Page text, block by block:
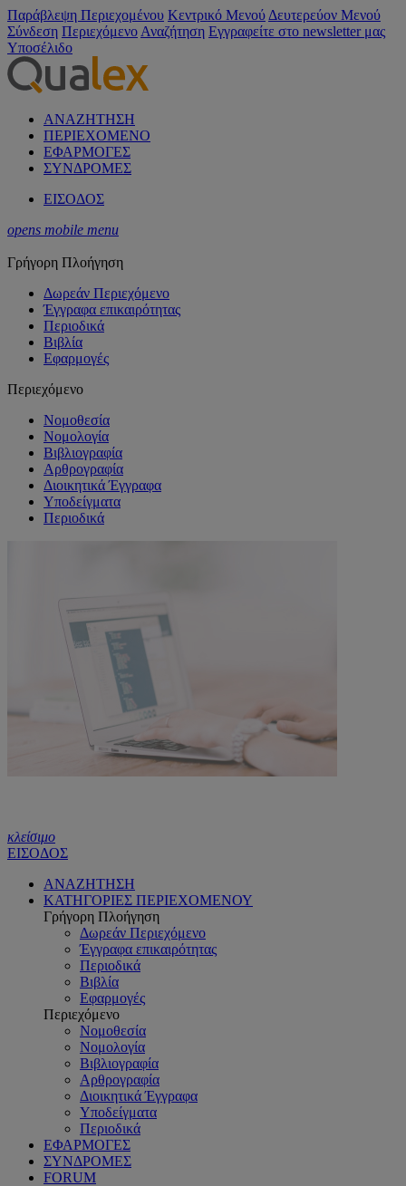
Παράβλεψη Περιεχομένου Κεντρικό Μενού Δευτερεύον Μενού
Σύνδεση Περιεχόμενο Αναζήτηση Εγγραφείτε στο newsletter μας
Υποσέλιδο
ΑΝΑΖΗΤΗΣΗ
ΠΕΡΙΕΧΟΜΕΝΟ
ΕΦΑΡΜΟΓΕΣ
ΣΥΝΔΡΟΜΕΣ
ΕΙΣΟΔΟΣ
opens mobile menu
Γρήγορη Πλοήγηση
Δωρεάν Περιεχόμενο
Έγγραφα επικαιρότητας
Περιοδικά
Βιβλία
Εφαρμογές
Περιεχόμενο
Νομοθεσία
Νομολογία
Βιβλιογραφία
Αρθρογραφία
Διοικητικά Έγγραφα
Υποδείγματα
Περιοδικά
κλείσιμο
ΕΙΣΟΔΟΣ
ΑΝΑΖΗΤΗΣΗ
ΚΑΤΗΓΟΡΙΕΣ ΠΕΡΙΕΧΟΜΕΝΟΥ
Γρήγορη Πλοήγηση
Δωρεάν Περιεχόμενο
Έγγραφα επικαιρότητας
Περιοδικά
Βιβλία
Εφαρμογές
Περιεχόμενο
Νομοθεσία
Νομολογία
Βιβλιογραφία
Αρθρογραφία
Διοικητικά Έγγραφα
Υποδείγματα
Περιοδικά
ΕΦΑΡΜΟΓΕΣ
ΣΥΝΔΡΟΜΕΣ
FORUM